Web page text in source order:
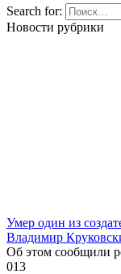
Search for:
Новости рубрики
Умер один из
Владимир
Об этом сообщили
013